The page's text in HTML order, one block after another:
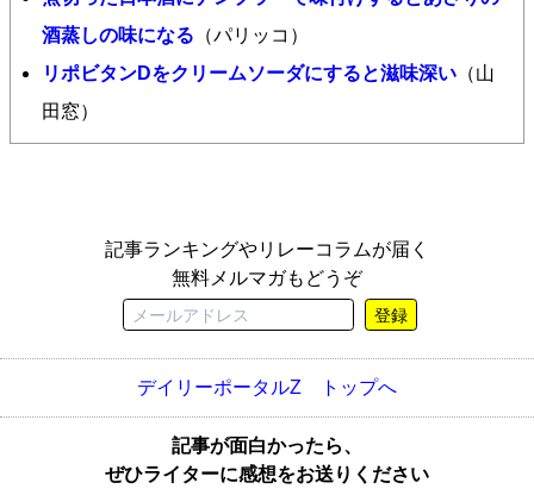
酒蒸しの味になる （パリッコ）
リポビタンDをクリームソーダにすると滋味深い （山
田窓）
記事ランキングやリレーコラムが届く
無料メルマガもどうぞ
登録
デイリーポータルZ トップへ
記事が面白かったら、
ぜひライターに感想をお送りください